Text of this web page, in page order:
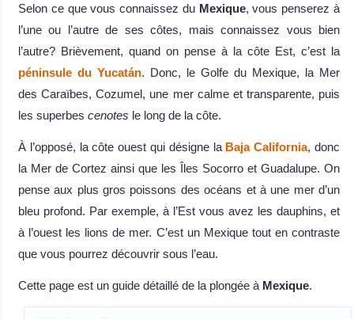
Selon ce que vous connaissez du Mexique, vous penserez à
l’une ou l’autre de ses côtes, mais connaissez vous bien
l’autre? Brièvement, quand on pense à la côte Est, c’est la
péninsule du Yucatán. Donc, le Golfe du Mexique, la Mer
des Caraïbes, Cozumel, une mer calme et transparente, puis
les superbes cenotes le long de la côte.
À l’opposé, la côte ouest qui désigne la Baja California, donc
la Mer de Cortez ainsi que les Îles Socorro et Guadalupe. On
pense aux plus gros poissons des océans et à une mer d’un
bleu profond. Par exemple, à l’Est vous avez les dauphins, et
à l’ouest les lions de mer. C’est un Mexique tout en contraste
que vous pourrez découvrir sous l’eau.
Cette page est un guide détaillé de la plongée à Mexique.